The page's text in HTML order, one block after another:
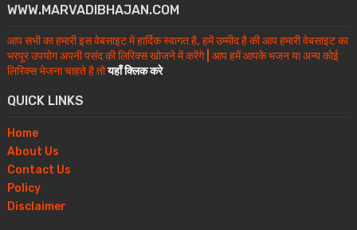
WWW.MARVADIBHAJAN.COM
आप सभी का हमारी इस वेबसाइट में हार्दिक स्वागत है, हमें उम्मीद है की आप हमारी वेबसाइट का
भरपूर उपयोग अपनी पसंद की लिरिक्स खोजने में करेंगे | आप हमें आपके भजन या अन्य कोई
लिरिक्स भेजना चाहते है तोयहाँ क्लिक करे
QUICK LINKS
Home
About Us
Contact Us
Policy
Disclaimer